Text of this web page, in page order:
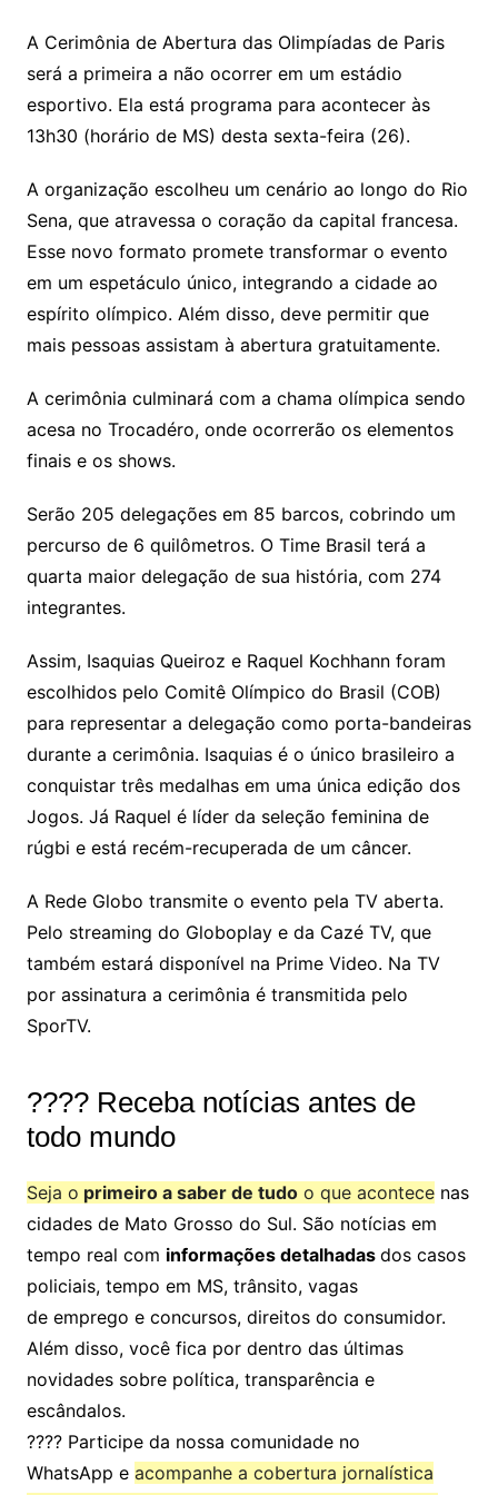
Li
n
k
A
p
p
a
m
dI
n
e
Cl
a
o
o
m
s
a
g
e
o
k.
c
o
m
p
e
o
o
M
ai
l
a
d
s
l
e
A Cerimônia de Abertura das Olimpíadas de Paris
será a primeira a não ocorrer em um estádio
esportivo. Ela está programa para acontecer às
13h30 (horário de MS) desta sexta-feira (26).
A organização escolheu um cenário ao longo do Rio
Sena, que atravessa o coração da capital francesa.
Esse novo formato promete transformar o evento
em um espetáculo único, integrando a cidade ao
espírito olímpico. Além disso, deve permitir que
mais pessoas assistam à abertura gratuitamente.
A cerimônia culminará com a chama olímpica sendo
acesa no Trocadéro, onde ocorrerão os elementos
finais e os shows.
Serão 205 delegações em 85 barcos, cobrindo um
percurso de 6 quilômetros. O Time Brasil terá a
quarta maior delegação de sua história, com 274
integrantes.
Assim, Isaquias Queiroz e Raquel Kochhann foram
escolhidos pelo Comitê Olímpico do Brasil (COB)
para representar a delegação como porta-bandeiras
durante a cerimônia. Isaquias é o único brasileiro a
conquistar três medalhas em uma única edição dos
Jogos. Já Raquel é líder da seleção feminina de
rúgbi e está recém-recuperada de um câncer.
A Rede Globo transmite o evento pela TV aberta.
Pelo streaming do Globoplay e da Cazé TV, que
também estará disponível na Prime Video. Na TV
por assinatura a cerimônia é transmitida pelo
SporTV.
???? Receba notícias antes de
todo mundo
Seja o primeiro a saber de tudoo que acontecenas
cidades de Mato Grosso do Sul. São notícias em
tempo real com informações detalhadas dos casos
policiais, tempo em MS, trânsito, vagas
de emprego e concursos, direitos do consumidor.
Além disso, você fica por dentro das últimas
novidades sobre política, transparência e
escândalos.
???? Participe da nossa comunidade no
WhatsApp e acompanhe a cobertura jornalística